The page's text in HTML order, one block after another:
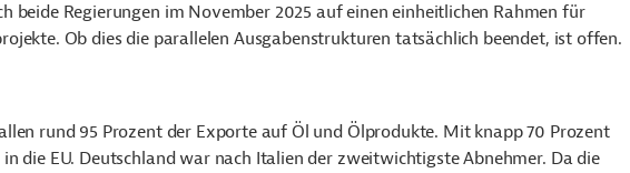
beide Regierungen im November 2025 auf einen einheitlichen Rahmen für
Ob dies die parallelen Ausgabenstrukturen tatsächlich beendet, ist offen.
rund 95 Prozent der Exporte auf Öl und Ölprodukte. Mit knapp 70 Prozent
die EU. Deutschland war nach Italien der zweitwichtigste Abnehmer. Da die